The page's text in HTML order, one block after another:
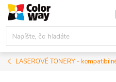
Prejsť
obsah
LASEROVÉ TONERY -